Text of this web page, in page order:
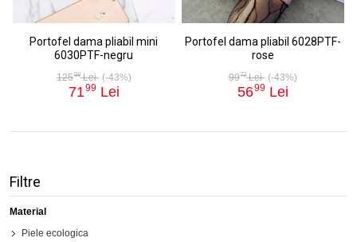
Portofel dama pliabil mini
6030PTF-negru
12598Lei (-43%)
7199 Lei
Portofel dama pliabil 6028PTF-
rose
9973Lei (-43%)
5699 Lei
Filtre
Material
Piele ecologica